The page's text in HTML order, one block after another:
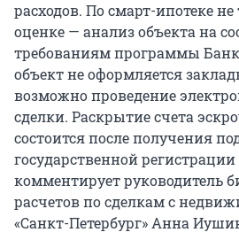
расходов. По смарт-ипотеке не
оценке — анализ объекта на
требованиям программы
объект не оформляется
возможно проведение
сделки. Раскрытие счета
состоится после получения
государственной регистрации
комментирует руководитель
расчетов по сделкам с
«Санкт-Петербург» Анна